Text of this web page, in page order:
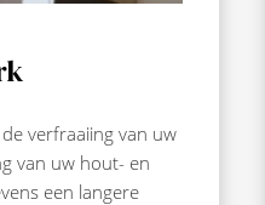
verfraaiing van uw
van uw hout- en
een langere